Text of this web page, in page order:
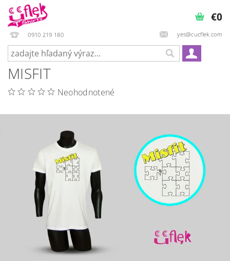
0910 219 180 yes@cucflek.com
€0
MISFIT
Neohodnotené